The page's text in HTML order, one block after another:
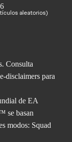
aleatorios)
Consulta
disclaimers para
de EA
se basan
modos: Squad